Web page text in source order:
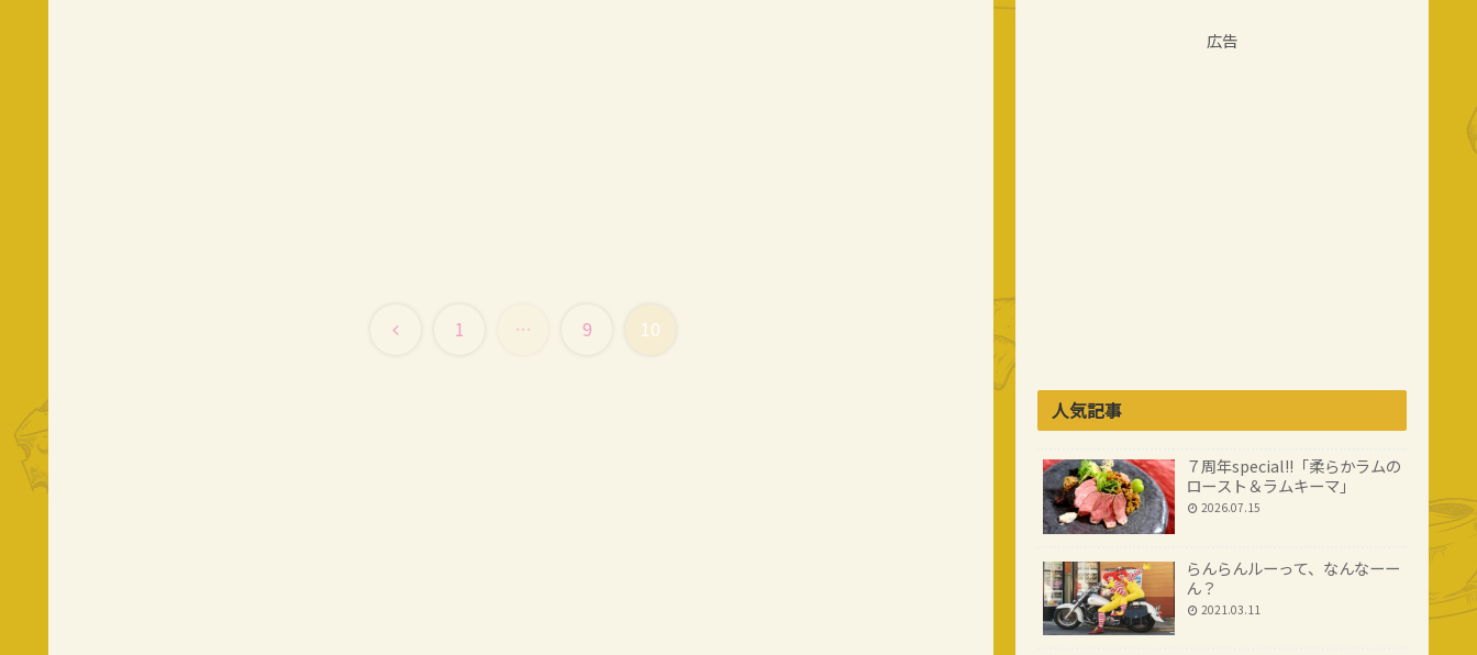
前
1 … 9 10
広告
人気記事
７周年special!!「柔らかラムの
ロースト＆ラムキーマ」
2026.07.15
らんらんルーって、なんなーー
ん？
2021.03.11